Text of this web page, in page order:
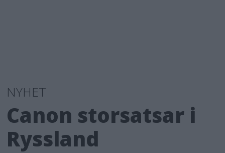
NYHET
Canon storsatsar i
Ryssland